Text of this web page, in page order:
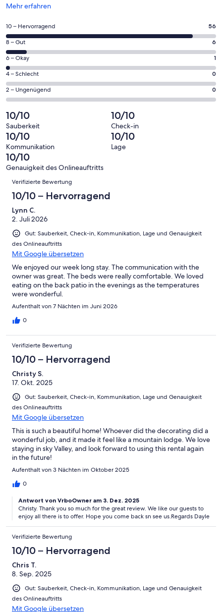
Mehr erfahren
Wird
einem
neuen
Fenster
geöffnet
56
von
insgesamt
63
Gästebewertungen
haben
eine
Bewertung
von
10
-
Hervorragend
10 – Hervorragend 56
6
von
insgesamt
63
Gästebewertungen
haben
eine
Bewertung
von
8
-
Gut
8 – Gut 6
1
von
insgesamt
63
Gästebewertungen
haben
eine
Bewertung
von
6
-
Okay
6 – Okay 1
0
von
insgesamt
Gästebewertungen
haben
eine
Bewertung
von
4
4 – Schlecht 0
0
von
insgesamt
63
Gästebewertungen
haben
eine
Bewertung
von
2 – Ungenügend 0
10/10
Sauberkeit
10/10
Check-in
10/10
Kommunikation
10/10
Lage
10/10
Genauigkeit des Onlineauftritts
Bewertungen
Verifizierte Bewertung
10/10 – Hervorragend
Lynn C.
2. Juli 2026
Gut: Sauberkeit, Check-in, Kommunikation, Lage und Genauigkeit
des Onlineauftritts
Mit Google übersetzen
We enjoyed our week long stay. The communication with the
owner was great. The beds were really comfortable. We loved
eating on the back patio in the evenings as the temperatures
were wonderful.
Aufenthalt von 7 Nächten im Juni 2026
0
Verifizierte Bewertung
10/10 – Hervorragend
Christy S.
17. Okt. 2025
Gut: Sauberkeit, Check-in, Kommunikation, Lage und Genauigkeit
des Onlineauftritts
Mit Google übersetzen
This is such a beautiful home! Whoever did the decorating did a
wonderful job, and it made it feel like a mountain lodge. We love
staying in sky Valley, and look forward to using this rental again
in the future!
Aufenthalt von 3 Nächten im Oktober 2025
0
Antwort von VrboOwner am 3. Dez. 2025
Christy. Thank you so much for the great review. We like our guests to
enjoy all there is to offer. Hope you come back sn see us.Regards Dayle
Verifizierte Bewertung
10/10 – Hervorragend
Chris T.
8. Sep. 2025
Gut: Sauberkeit, Check-in, Kommunikation, Lage und Genauigkeit
des Onlineauftritts
Mit Google übersetzen